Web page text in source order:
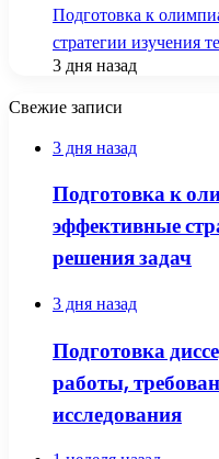
Подготовка к
стратегии изучения
3 дня назад
Свежие записи
3 дня назад
Подготовка к
эффективные
решения задач
3 дня назад
Подготовка
работы,
исследования